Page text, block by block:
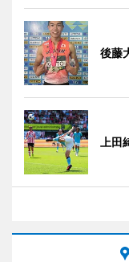
後藤
上